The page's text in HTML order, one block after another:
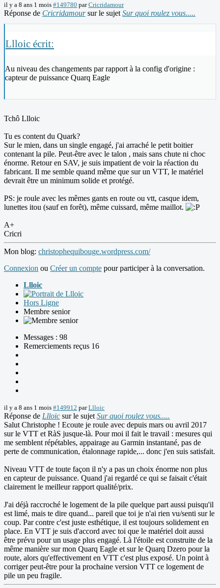
il y a 8 ans 1 mois #149780 parCricridamour
Réponse de Cricridamoursur le sujet Sur quoi roulez vous.....
Llloic écrit:
Au niveau des changements par rapport à la config d'origine :
capteur de puissance Quarq Eagle
Tchô Llloic
Tu es content du Quark?
Sur le mien, dans un single engagé, j'ai arraché le petit boitier
contenant la pile. Peut-être avec le talon , mais sans chute ni choc
énorme. Retour en SAV, je suis impatient de voir la réaction du
fabricant. Il me semble quand même que sur un VTT, le matériel
devrait être un minimum solide et protégé.
PS: je roule avec les mêmes gants en route ou vtt, casque idem,
lunettes itou (sauf en forêt), même cuissard, même maillot.
A+
Cricri
Mon blog: christophequibouge.wordpress.com/
Connexion ou Créer un compte pour participer à la conversation.
Llloic
Hors Ligne
Membre senior
Messages : 98
Remerciements reçus 16
il y a 8 ans 1 mois #149912 parLlloic
Réponse de Llloic sur le sujet Sur quoi roulez vous.....
Salut Christophe ! Ecoute je roule avec depuis mars ou avril 2017
sur le VTT et RàS jusque-là. Pour moi il fait le travail : mesures qui
me semblent répétables, appairage au Garmin instantané, pas de
perte de communication, étalonnage rapide,... donc j'en suis satisfait.
Niveau VTT de toute façon il n'y a pas un choix énorme non plus
en capteur de puissance. Quand j'ai regardé ce qui se faisait c'était
clairement le meilleur rapport qualité/prix.
J'ai déjà raccroché le logement de la pile quelque part aussi puisqu'il
est limé, mais te dire quand... pareil que toi je n'ai rien vu/senti sur le
coup. Par contre c'est juste esthétique, il est toujours solidement en
place. En VTT je suis d'accord avec toi que le matériel doit aussi
être prévu pour un usage plus engagé. Là l'étoile est construite de la
même manière sur mon Quarq Eagle et sur le Quarq Dzero pour la
route, alors qu'effectivement en VTT c'est plus exposé. Un point à
corriger peut-être pour la prochaine version VTT ce logement de
pile un peu fragile.